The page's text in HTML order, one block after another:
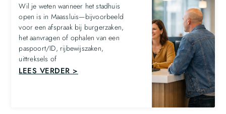
Wil je weten wanneer het stadhuis
open is in Maassluis—bijvoorbeeld
voor een afspraak bij burgerzaken,
het aanvragen of ophalen van een
paspoort/ID, rijbewijszaken,
uittreksels of
LEES VERDER >